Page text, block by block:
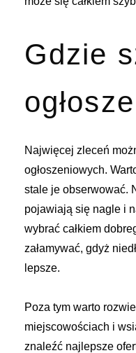
Gdzie
Najwięcej zleceń
ogłoszeniowych.
stale je obserwować.
pojawiają się nagle i
wybrać całkiem
załamywać, gdyż
lepsze.
Poza tym warto
miejscowościach i
znaleźć najlepsze